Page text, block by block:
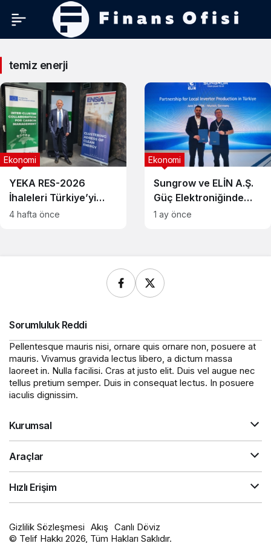
enerji
Haberleri
temiz enerji
YEKA RES-2026
İhaleleri Türkiye’yi
Temiz Enerji Üretim
Ekonomi
4 hafta önce
Sungrow ve ELİN A.Ş.
Güç Elektroniğinde
Stratejik Ortaklık
Ekonomi
1 ay önce
Sorumluluk Reddi
Pellentesque mauris nisi, ornare quis ornare non, posuere at
mauris. Vivamus gravida lectus libero, a dictum massa
laoreet in. Nulla facilisi. Cras at justo elit. Duis vel augue nec
tellus pretium semper. Duis in consequat lectus. In posuere
iaculis dignissim.
Kurumsal
Araçlar
Hızlı Erişim
Gizlilik Sözleşmesi Akış Canlı Döviz
© Telif Hakkı 2026, Tüm Hakları Saklıdır.